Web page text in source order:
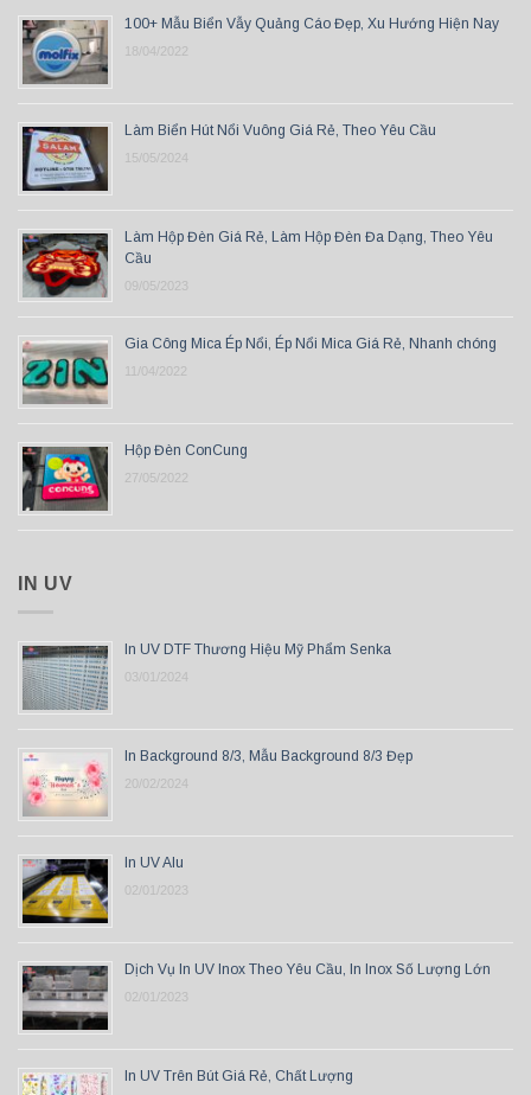
100+ Mẫu Biển Vẫy Quảng Cáo Đẹp, Xu Hướng Hiện Nay
18/04/2022
Làm Biển Hút Nổi Vuông Giá Rẻ, Theo Yêu Cầu
15/05/2024
Làm Hộp Đèn Giá Rẻ, Làm Hộp Đèn Đa Dạng, Theo Yêu
Cầu
09/05/2023
Gia Công Mica Ép Nổi, Ép Nổi Mica Giá Rẻ, Nhanh chóng
11/04/2022
Hộp Đèn ConCung
27/05/2022
IN UV
In UV DTF Thương Hiệu Mỹ Phẩm Senka
03/01/2024
In Background 8/3, Mẫu Background 8/3 Đẹp
20/02/2024
In UV Alu
02/01/2023
Dịch Vụ In UV Inox Theo Yêu Cầu, In Inox Số Lượng Lớn
02/01/2023
In UV Trên Bút Giá Rẻ, Chất Lượng